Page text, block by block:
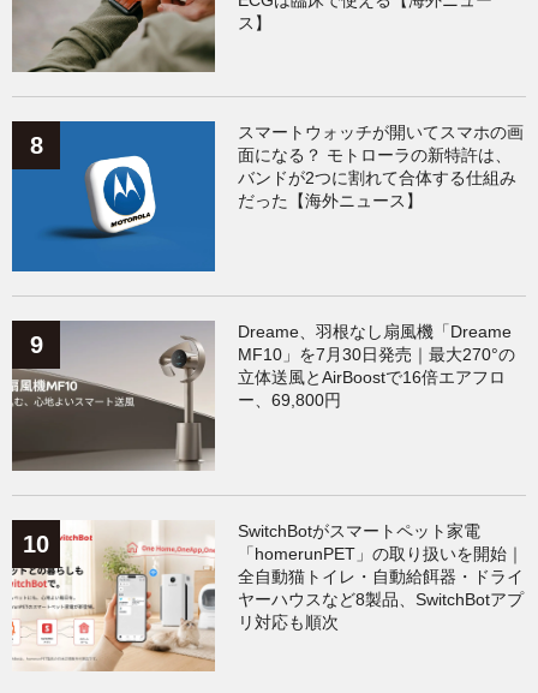
ス】
スマートウォッチが開いてスマホの画
面になる？ モトローラの新特許は、
バンドが2つに割れて合体する仕組み
だった【海外ニュース】
Dreame、羽根なし扇風機「Dreame
MF10」を7月30日発売｜最大270°の
立体送風とAirBoostで16倍エアフロ
ー、69,800円
SwitchBotがスマートペット家電
「homerunPET」の取り扱いを開始｜
全自動猫トイレ・自動給餌器・ドライ
ヤーハウスなど8製品、SwitchBotアプ
リ対応も順次